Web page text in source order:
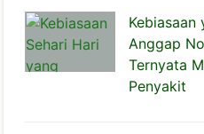
Kebiasaan
Anggap
Ternyata
Penyakit